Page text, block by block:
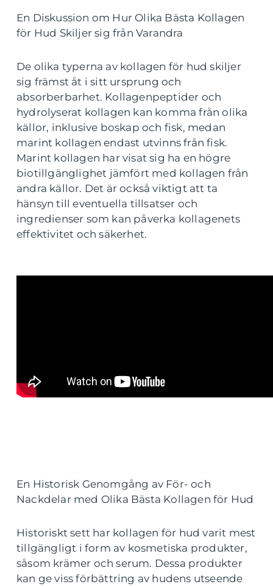
En Diskussion om Hur Olika Bästa Kollagen
för Hud Skiljer sig från Varandra
De olika typerna av kollagen för hud skiljer
sig främst åt i sitt ursprung och
absorberbarhet. Kollagenpeptider och
hydrolyserat kollagen kan komma från olika
källor, inklusive boskap och fisk, medan
marint kollagen endast utvinns från fisk.
Marint kollagen har visat sig ha en högre
biotillgänglighet jämfört med kollagen från
andra källor. Det är också viktigt att ta
hänsyn till eventuella tillsatser och
ingredienser som kan påverka kollagenets
effektivitet och säkerhet.
En Historisk Genomgång av För- och
Nackdelar med Olika Bästa Kollagen för Hud
Historiskt sett har kollagen för hud varit mest
tillgängligt i form av kosmetiska produkter,
såsom krämer och serum. Dessa produkter
kan ge viss förbättring av hudens utseende